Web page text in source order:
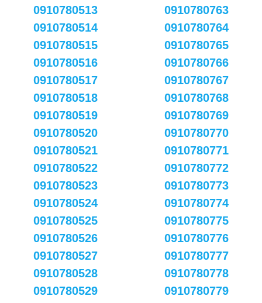
0910780513
0910780514
0910780515
0910780516
0910780517
0910780518
0910780519
0910780520
0910780521
0910780522
0910780523
0910780524
0910780525
0910780526
0910780527
0910780528
0910780529
0910780763
0910780764
0910780765
0910780766
0910780767
0910780768
0910780769
0910780770
0910780771
0910780772
0910780773
0910780774
0910780775
0910780776
0910780777
0910780778
0910780779